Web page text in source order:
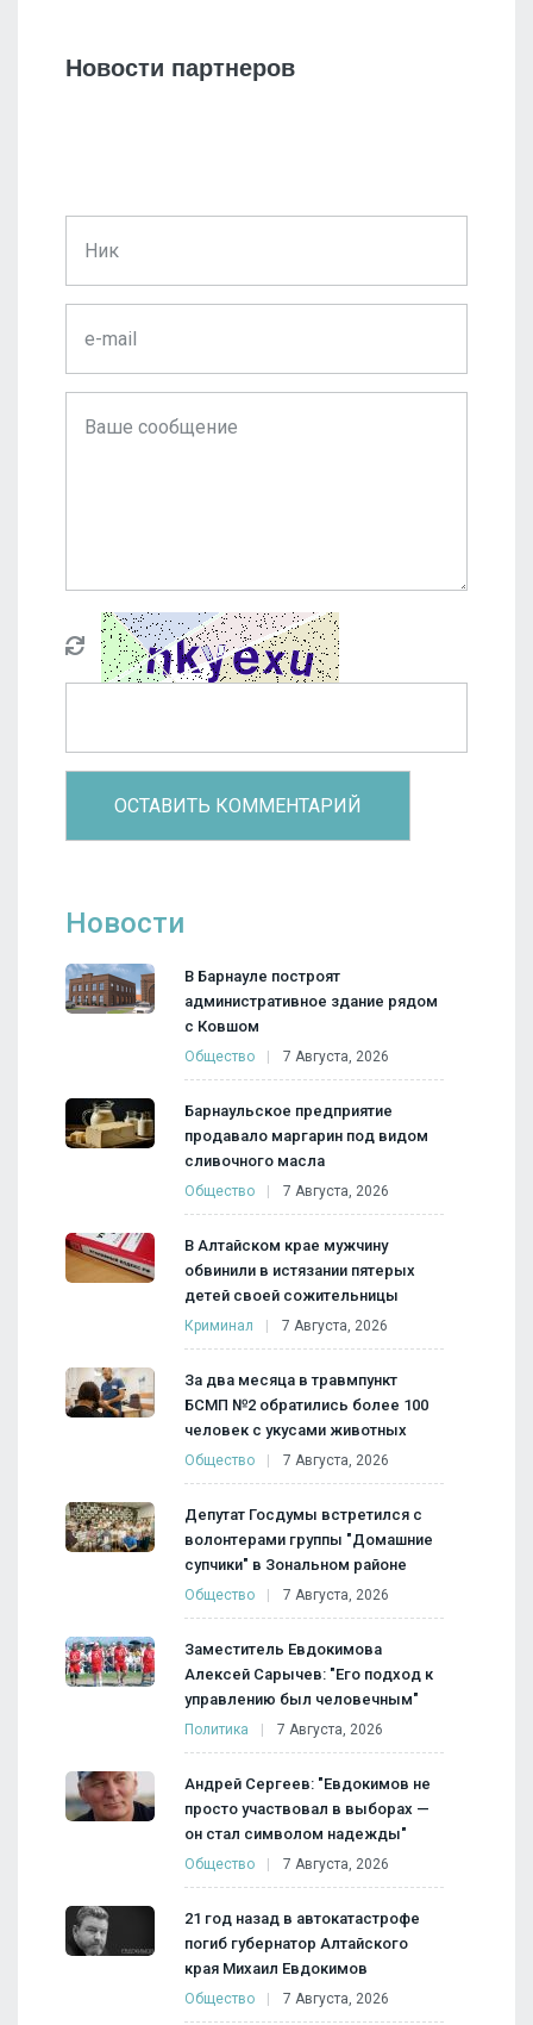
Новости партнеров
Новости
В Барнауле построят
административное здание рядом
с Ковшом
Общество 7 Августа, 2026
Барнаульское предприятие
продавало маргарин под видом
сливочного масла
Общество 7 Августа, 2026
В Алтайском крае мужчину
обвинили в истязании пятерых
детей своей сожительницы
Криминал 7 Августа, 2026
За два месяца в травмпункт
БСМП №2 обратились более 100
человек с укусами животных
Общество 7 Августа, 2026
Депутат Госдумы встретился с
волонтерами группы "Домашние
супчики" в Зональном районе
Общество 7 Августа, 2026
Заместитель Евдокимова
Алексей Сарычев: "Его подход к
управлению был человечным"
Политика 7 Августа, 2026
Андрей Сергеев: "Евдокимов не
просто участвовал в выборах —
он стал символом надежды"
Общество 7 Августа, 2026
21 год назад в автокатастрофе
погиб губернатор Алтайского
края Михаил Евдокимов
Общество 7 Августа, 2026